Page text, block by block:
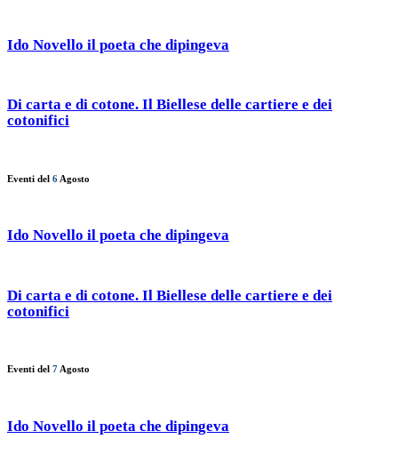
Ido Novello il poeta che dipingeva
Di carta e di cotone. Il Biellese delle cartiere e dei
cotonifici
Eventi del 6 Agosto
Ido Novello il poeta che dipingeva
Di carta e di cotone. Il Biellese delle cartiere e dei
cotonifici
Eventi del 7 Agosto
Ido Novello il poeta che dipingeva